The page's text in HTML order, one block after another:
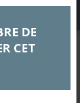
DE
CET